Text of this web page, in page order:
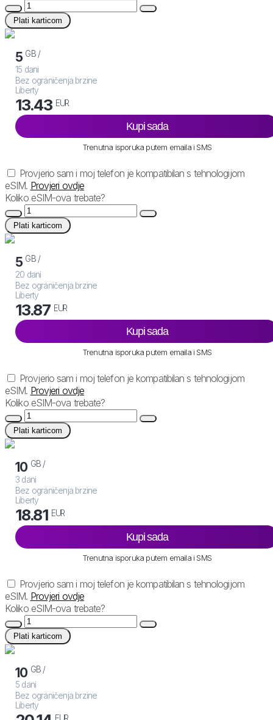
Plati karticom
5 GB /
15 dani
Bez ograničenja brzine
Liberty
13.43 EUR
Kupi sada
Trenutna isporuka putem emaila i SMS
Provjerio sam i moj telefon je kompatibilan s tehnologijom
eSIM. Provjeri ovdje
Koliko eSIM-ova trebate?
Plati karticom
5 GB /
20 dani
Bez ograničenja brzine
Liberty
13.87 EUR
Kupi sada
Trenutna isporuka putem emaila i SMS
Provjerio sam i moj telefon je kompatibilan s tehnologijom
eSIM. Provjeri ovdje
Koliko eSIM-ova trebate?
Plati karticom
10 GB /
3 dani
Bez ograničenja brzine
Liberty
18.81 EUR
Kupi sada
Trenutna isporuka putem emaila i SMS
Provjerio sam i moj telefon je kompatibilan s tehnologijom
eSIM. Provjeri ovdje
Koliko eSIM-ova trebate?
Plati karticom
10 GB /
5 dani
Bez ograničenja brzine
Liberty